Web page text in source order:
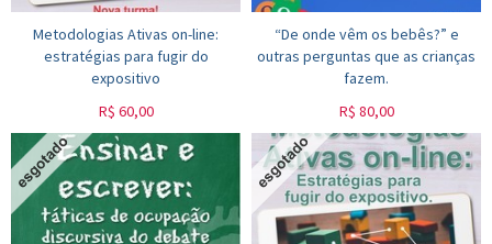
Metodologias Ativas on-line:
estratégias para fugir do
expositivo
R$ 60,00
“De onde vêm os bebês?” e
outras perguntas que as crianças
fazem.
R$ 80,00